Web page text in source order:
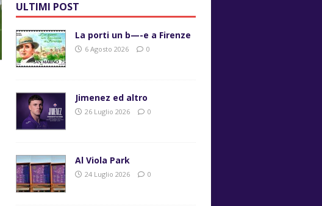
ULTIMI POST
La porti un b—-e a Firenze
6 Agosto 2026 0
Jimenez ed altro
26 Luglio 2026 0
Al Viola Park
24 Luglio 2026 0